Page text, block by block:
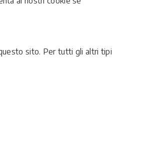
sito. Per tutti gli altri tipi